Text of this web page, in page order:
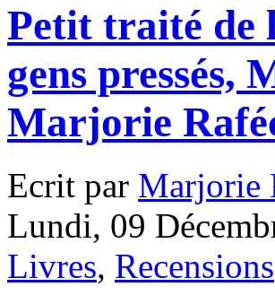
Petit traité de
gens pressés,
Marjorie
Ecrit par Marjorie
Lundi, 09
Livres, Recensions